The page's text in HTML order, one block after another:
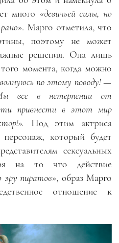
много «девичьей силы, но
». Марго отметила, что
поэтому не может
решения. Она лишь
момента, когда можно
по этому поводу!—
все в нетерпении от
привнести в этот мир
Под этим актриса
персонаж, который будет
сексуальных
на то что действие
эру пиратов», образ Марго
отношение к